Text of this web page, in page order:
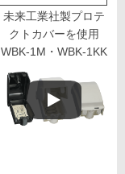
未来工業社製プロテ
クトカバーを使用
WBK-1M・WBK-1KK